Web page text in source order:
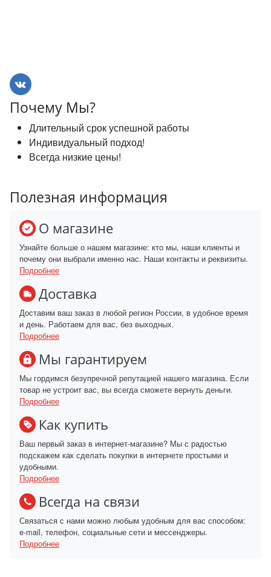
Почему Мы?
Длительный срок успешной работы
Индивидуальный подход!
Всегда низкие цены!
Полезная информация
О магазине
Узнайте больше о нашем магазине: кто мы, наши клиенты и
почему они выбрали именно нас. Наши контакты и реквизиты.
Подробнее
Доставка
Доставим ваш заказ в любой регион России, в удобное время
и день. Работаем для вас, без выходных.
Подробнее
Мы гарантируем
Мы гордимся безупречной репутацией нашего магазина. Если
товар не устроит вас, вы всегда сможете вернуть деньги.
Подробнее
Как купить
Ваш первый заказ в интернет-магазине? Мы с радостью
подскажем как сделать покупки в интернете простыми и
удобными.
Подробнее
Всегда на связи
Связаться с нами можно любым удобным для вас способом:
e-mail, телефон, социальные сети и мессенджеры.
Подробнее